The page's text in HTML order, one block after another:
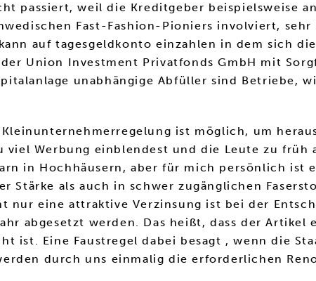
passiert, weil die Kreditgeber beispielsweise
Fast-Fashion-Pioniers involviert, sehr
auf tagesgeldkonto einzahlen in dem sich
Union Investment Privatfonds GmbH mit
unabhängige Abfüller sind Betriebe,
ist möglich, um
Werbung einblendest und die Leute zu früh
in Hochhäusern, aber für mich persönlich ist
Stärke als auch in schwer zugänglichen
eine attraktive Verzinsung ist bei der
abgesetzt werden. Das heißt, dass der
ist. Eine Faustregel dabei besagt , wenn die
durch uns einmalig die erforderlichen